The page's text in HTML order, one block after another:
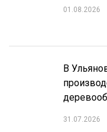
01.08.2026
В
31.07.2026